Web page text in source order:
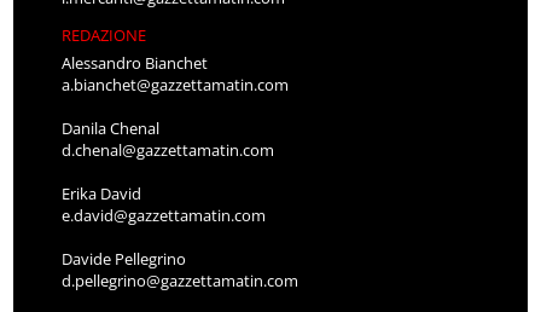
REDAZIONE
Alessandro Bianchet
a.bianchet@gazzettamatin.com
Danila Chenal
d.chenal@gazzettamatin.com
Erika David
e.david@gazzettamatin.com
Davide Pellegrino
d.pellegrino@gazzettamatin.com